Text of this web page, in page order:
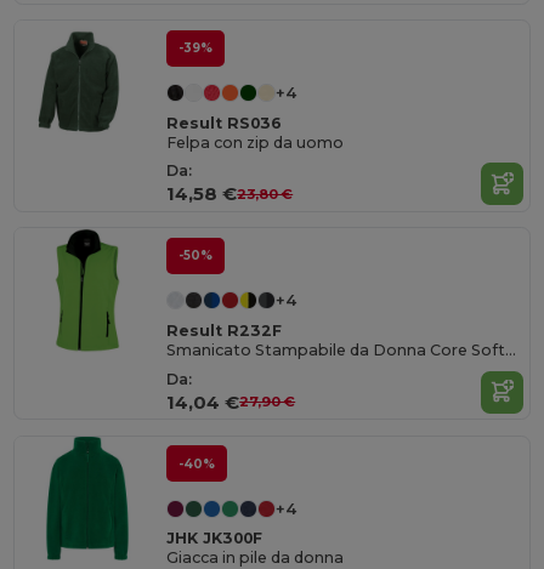
-39%
+4
Result RS036
Felpa con zip da uomo
Da:
14,58 €23,80 €
-50%
+4
Result R232F
Smanicato Stampabile da Donna Core Softshell
Da:
14,04 €27,90 €
-40%
+4
JHK JK300F
Giacca in pile da donna